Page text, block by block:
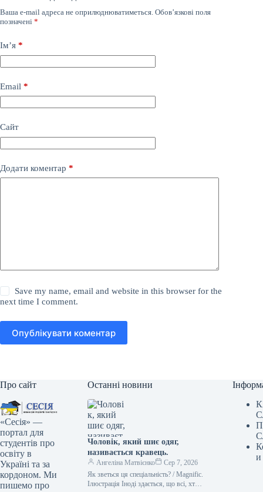
Ваша e-mail адреса не оприлюднюватиметься. Обов’язкові поля
позначені *
Ім’я *
Email *
Сайт
Додати коментар *
Save my name, email and website in this browser for the
next time I comment.
Опублікувати коментар
Про сайт
«Сесія» —
портал для
студентів про
освіту в
Україні та за
кордоном. Ми
пишемо про
Останні новини
Чоловік, який шиє одяг,
називається кравець.
Ангеліна Матвієнко
Сер 7, 2026
Як зветься ця спеціальність? / Magnific.
Ілюстрація Іноді здається, що всі, хто
и